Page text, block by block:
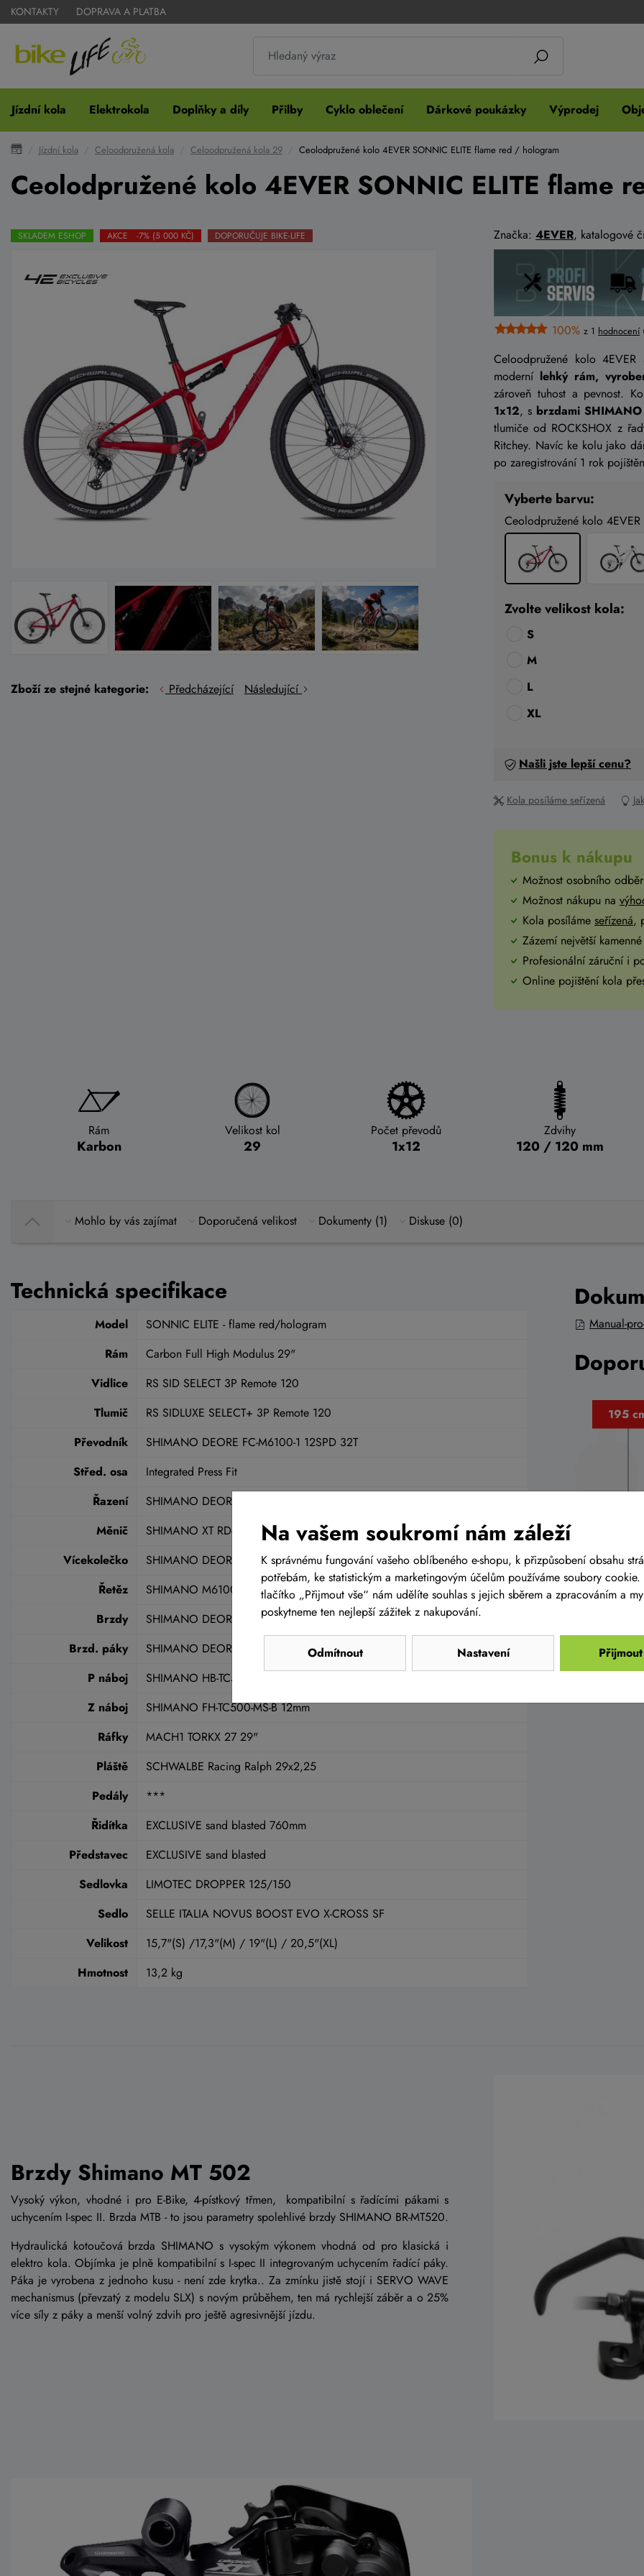
KONTAKTY DOPRAVA A PLATBA
Jízdní kola Elektrokola Doplňky a díly Přilby Cyklo oblečení Dárkové poukázky Výprodej
Jízdní kola Celoodpružená kola Celoodpružená kola 29 Ceolodpružené kolo 4EVER SONNIC ELITE flame red / hologram
Ceolodpružené kolo 4EVER SONNIC ELITE flame
SKLADEM ESHOP AKCE -7% (5 000 KČ) DOPORUČUJE BIKE-LIFE
Zboží ze stejné kategorie: Předcházející Následující
Značka: 4EVER, katalogové
100% z 1 hodnocení
Celoodpružené kolo
moderní lehký rám,
zároveň tuhost a pevnost.
1x12, s brzdami SHIMANO
tlumiče od ROCKSHOX z
Ritchey. Navíc ke kolu jako
po zaregistrování 1 rok
Vyberte barvu:
Ceolodpružené kolo
Zvolte velikost kola:
S
M
L
XL
Našli jste lepší cenu?
Kola posíláme seřízená
Bonus k nákupu
Možnost osobního
Možnost nákupu na
Kola posíláme seřízená,
Zázemí největší
Profesionální záruční i
Online pojištění kola
Rám
Karbon
Velikost kol
29
Počet převodů
1x12
Zdvihy
120 / 120 mm
Mohlo by vás zajímat Doporučená velikost Dokumenty (1) Diskuse (0)
Technická specifikace
Model
SONNIC ELITE - flame red/hologram
Rám
Carbon Full High Modulus 29"
Vidlice
RS SID SELECT 3P Remote 120
Tlumič
RS SIDLUXE SELECT+ 3P Remote 120
Převodník
SHIMANO DEORE FC-M6100-1 12SPD 32T
Střed. osa
Integrated Press Fit
Řazení
SHIMANO DEORE SL-M6100 1x12SPD
Měnič
SHIMANO XT RD-M8100 12SPD
Vícekolečko
SHIMANO DEORE CS-M6100 12SPD 10-51T
Řetěz
SHIMANO M6100 12SPD
Brzdy
SHIMANO DEORE BR-M6100 (180/160)
Brzd. páky
SHIMANO DEORE BL-M6100
P náboj
SHIMANO HB-TC500-15-B 15mm
Z náboj
SHIMANO FH-TC500-MS-B 12mm
Ráfky
MACH1 TORKX 27 29"
Pláště
SCHWALBE Racing Ralph 29x2,25
Pedály
***
Řidítka
EXCLUSIVE sand blasted 760mm
Představec
EXCLUSIVE sand blasted
Sedlovka
LIMOTEC DROPPER 125/150
Sedlo
SELLE ITALIA NOVUS BOOST EVO X-CROSS SF
Velikost
15,7"(S) /17,3"(M) / 19"(L) / 20,5"(XL)
Hmotnost
13,2 kg
Manual-
Brzdy Shimano MT 502
Vysoký výkon, vhodné i pro E-Bike, 4-pístkový třmen, kompatibilní s řadícími pákami s
uchycením I-spec II. Brzda MTB - to jsou parametry spolehlivé brzdy SHIMANO BR-MT520.
Hydraulická kotoučová brzda SHIMANO s vysokým výkonem vhodná od pro klasická i
elektro kola. Objímka je plně kompatibilní s I-spec II integrovaným uchycením řadící páky.
Páka je vyrobena z jednoho kusu - není zde krytka.. Za zmínku jistě stojí i SERVO WAVE
mechanismus (převzatý z modelu SLX) s novým průběhem, ten má rychlejší záběr a o 25%
více síly z páky a menší volný zdvih pro ještě agresivnější jízdu.
Na vašem soukromí nám záleží
K správnému fungování vašeho oblíbeného e-shopu, k přizpůsobení obsahu
potřebám, ke statistickým a marketingovým účelům používáme soubory
tlačítko „Přijmout vše“ nám udělíte souhlas s jejich sběrem a zpracováním a
poskytneme ten nejlepší zážitek z nakupování.
Odmítnout Nastavení